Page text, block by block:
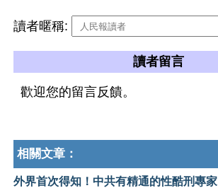
讀者暱稱:
讀者留言
歡迎您的留言反饋。
相關文章：
外界首次得知！中共有精通的性酷刑專家